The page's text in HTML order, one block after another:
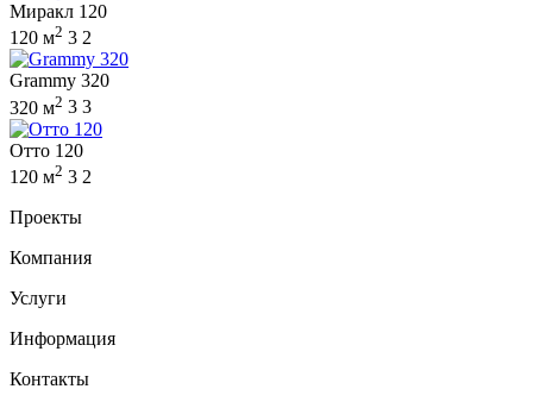
Миракл 120
120 м2 3 2
Grammy 320
320 м2 3 3
Отто 120
120 м2 3 2
Проекты
Компания
Услуги
Информация
Контакты